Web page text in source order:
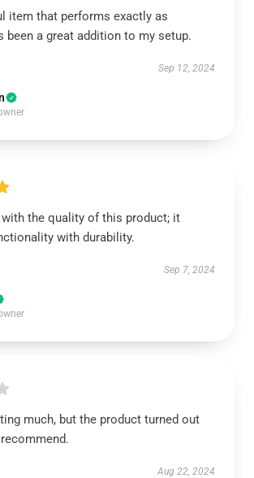
item that performs exactly as
been a great addition to my setup.
Sep 12, 2024
with the quality of this product; it
with durability.
Sep 7, 2024
much, but the product turned out
Aug 22, 2024